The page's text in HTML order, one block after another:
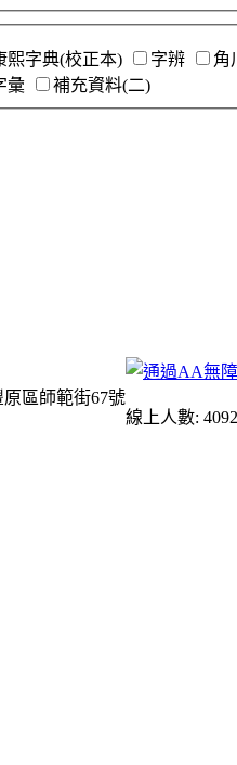
熙字典(校正本) 字辨 角
彙 補充資料(二)
區師範街67號
線上人數: 4092